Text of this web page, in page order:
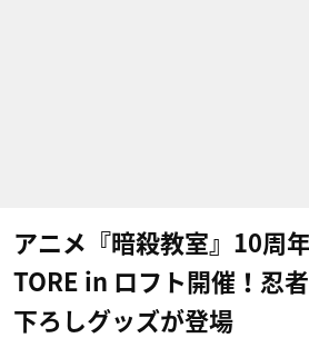
アニメ『暗殺教室』10周
TORE in ロフト開催！忍
下ろしグッズが登場